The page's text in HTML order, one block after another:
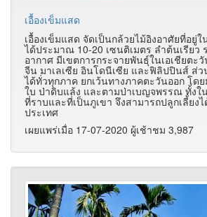
เอื้องเข็มแสด
เอื้องเข็มแสด จัดเป็นกล้วยไม้อิงอาศัยที่อยู่
ได้ประมาณ 10-20 เซนติเมตร ลำต้นเรียว
อากาศ มีเขตการกระจายพันธุ์ในเอเชียตะ
จีน มาเลเซีย อินโดนีเซีย และฟิลิปปินส์ ส่ว
ได้ทั่วทุกภาค ยกเว้นทางภาคตะวันออก โด
ใบ ป่าดิบแล้ง และตามป่าเบญจพรรณ ทั้ง
ที่ราบและที่เป็นภูเขา จึงสามารถปลูกเลี้ยง
ประเทศ
เผยแพร่เมื่อ 17-07-2020 ผู้เช้าชม 3,987